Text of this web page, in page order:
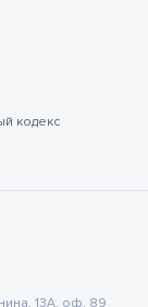
кодекс
13А, оф. 89